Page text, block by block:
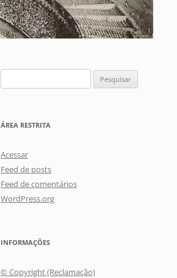
por:
ÁREA RESTRITA
Acessar
Feed de posts
Feed de comentários
WordPress.org
INFORMAÇÕES
© Copyright (Reclamação)